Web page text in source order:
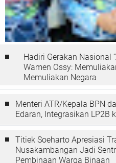
Hadiri Gerakan Nasional
Wamen Ossy:
Memuliakan Negara
Menteri ATR/Kepala BPN
Edaran, Integrasikan LP2B
Titiek Soeharto Apresiasi
Nusakambangan Jadi
Pembinaan Warga Binaan